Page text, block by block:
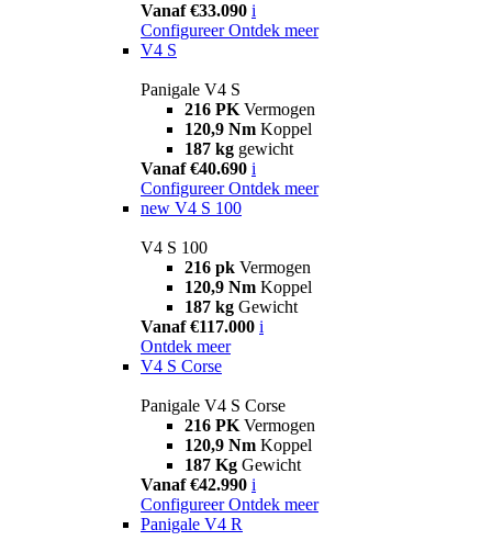
Vanaf €33.090 i
Configureer Ontdek meer
V4 S
Panigale V4 S
216 PK Vermogen
120,9 Nm Koppel
187 kg gewicht
Vanaf €40.690 i
Configureer Ontdek meer
new V4 S 100
V4 S 100
216 pk Vermogen
120,9 Nm Koppel
187 kg Gewicht
Vanaf €117.000 i
Ontdek meer
V4 S Corse
Panigale V4 S Corse
216 PK Vermogen
120,9 Nm Koppel
187 Kg Gewicht
Vanaf €42.990 i
Configureer Ontdek meer
Panigale V4 R